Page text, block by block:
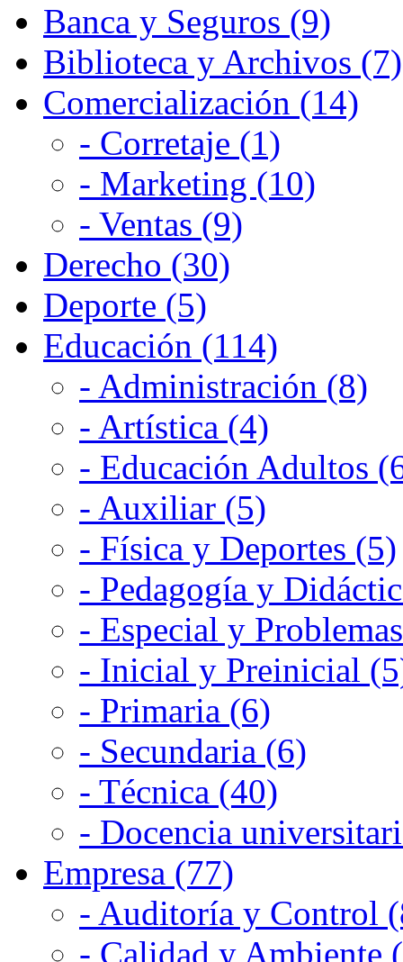
Banca y Seguros (9)
Biblioteca y Archivos (7)
Comercialización (14)
- Corretaje (1)
- Marketing (10)
- Ventas (9)
Derecho (30)
Deporte (5)
Educación (114)
- Administración (8)
- Artística (4)
- Educación Adultos
- Auxiliar (5)
- Física y Deportes (5)
- Pedagogía y
- Especial y
- Inicial y Preinicial
- Primaria (6)
- Secundaria (6)
- Técnica (40)
- Docencia
Empresa (77)
- Auditoría y Control
- Calidad y Ambiente